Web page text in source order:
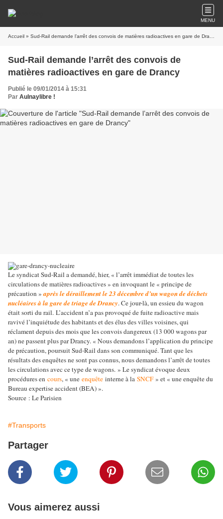
MENU
Accueil » Sud-Rail demande l’arrêt des convois de matières radioactives en gare de Drancy
Sud-Rail demande l’arrêt des convois de
matières radioactives en gare de Drancy
Publié le 09/01/2014 à 15:31
Par Aulnaylibre !
Le syndicat Sud-Rail a demandé, hier, « l’arrêt immédiat de toutes les
circulations de matières radioactives » en invoquant le « principe de
précaution »après le déraillement le 23 décembre d’un wagon de déchets
nucléaires à la gare de triage de Drancy. Ce jour-là, un essieu du wagon
était sorti du rail. L’accident n’a pas provoqué de fuite radioactive mais
ravivé l’inquiétude des habitants et des élus des villes voisines, qui
réclament depuis des mois que les convois dangereux (13 000 wagons par
an) ne passent plus par Drancy. « Nous demandons l’application du principe
de précaution, poursuit Sud-Rail dans son communiqué. Tant que les
résultats des enquêtes ne sont pas connus, nous demandons l’arrêt de toutes
les circulations avec ce type de wagons. » Le syndicat évoque deux
procédures en cours, « une enquête interne à la SNCF » et « une enquête du
Bureau expertise accident (BEA) ».
Source : Le Parisien
#Transports
Partager
Vous aimerez aussi